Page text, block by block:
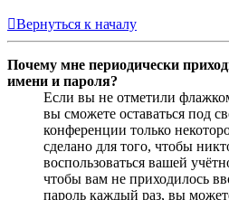
Вернуться к началу
Почему мне периодически
имени и пароля?
Если вы не отметили
вы сможете оставаться под
конференции только
сделано для того, чтобы
воспользоваться вашей
чтобы вам не приходилось
пароль каждый раз, вы